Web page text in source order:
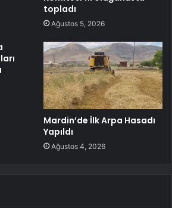
topladı
Ağustos 5, 2026
Mardin’de İlk Arpa Hasadı
Yapıldı
Ağustos 4, 2026